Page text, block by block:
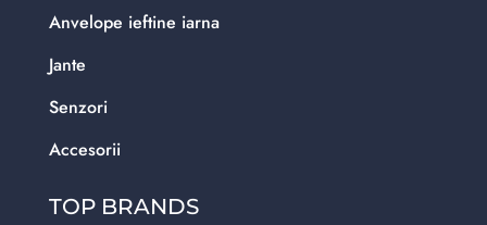
Anvelope ieftine iarna
Jante
Senzori
Accesorii
TOP BRANDS